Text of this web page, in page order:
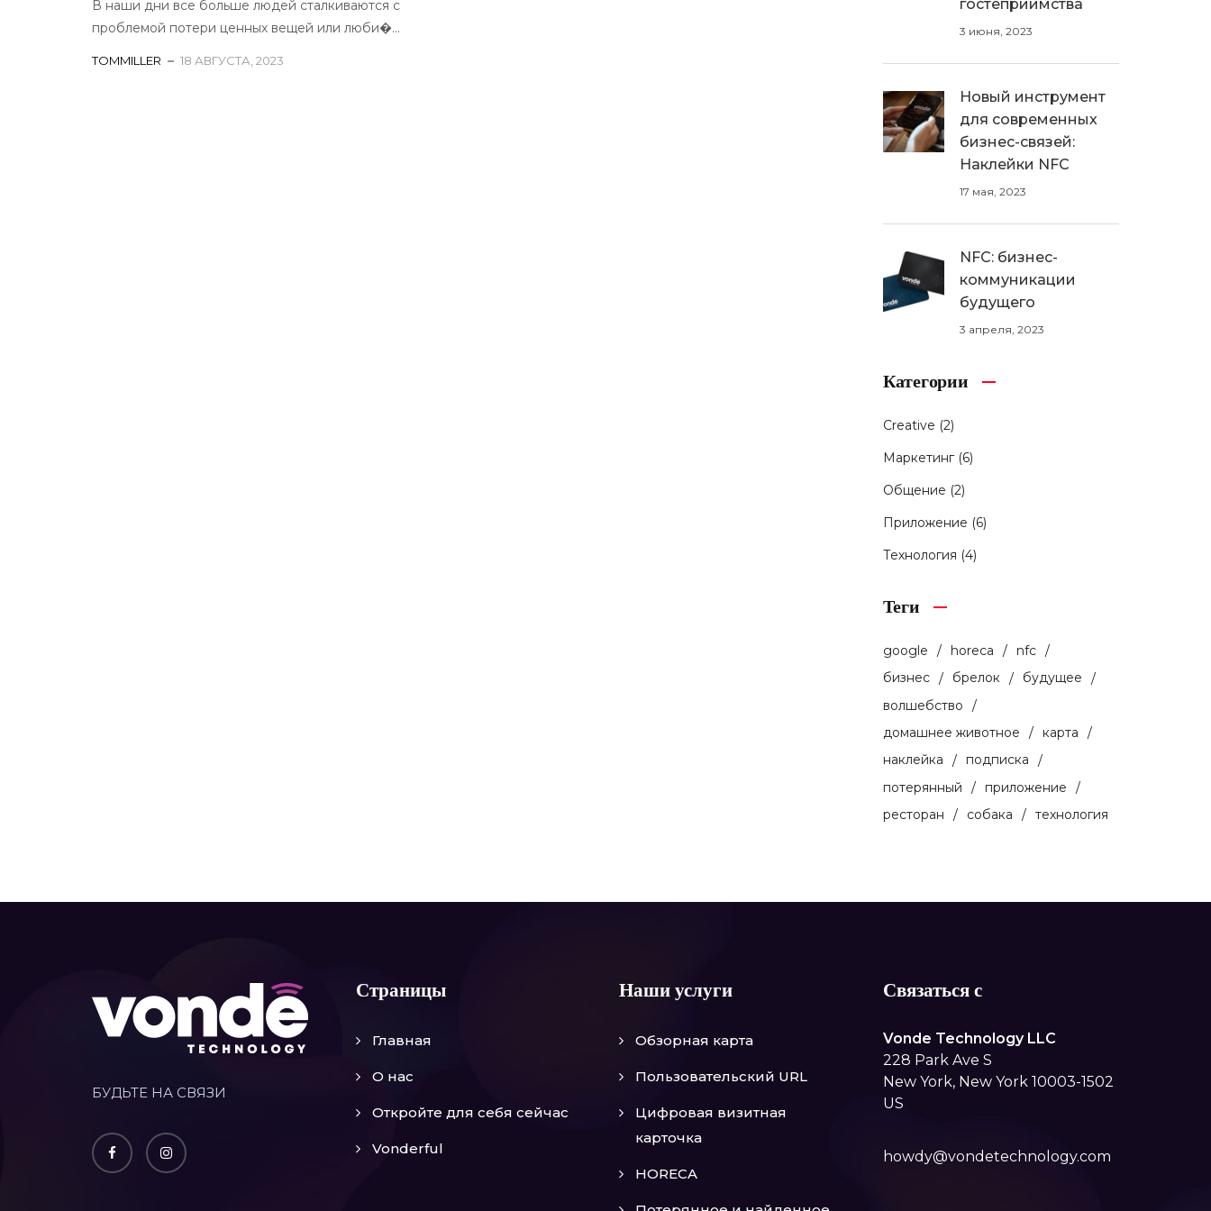
В наши дни все больше людей сталкиваются с
проблемой потери ценных вещей или люби�...
TOMMILLER 18 АВГУСТА, 2023
гостеприимства
3 июня, 2023
Новый инструмент
для современных
бизнес-связей:
Наклейки NFC
17 мая, 2023
NFC: бизнес-
коммуникации
будущего
3 апреля, 2023
Категории
Creative (2)
Маркетинг(6)
Общение (2)
Приложение (6)
Технология (4)
Теги
google horeca
nfc
бизнес
брелок
будущее
волшебство
домашнее животное
карта
наклейка
подписка
потерянный
приложение
ресторан
собака технология
БУДЬТЕ НА СВЯЗИ
Страницы
Главная
О нас
Откройте для себя сейчас
Vonderful
Наши услуги
Обзорная карта
Пользовательский URL
Цифровая визитная
карточка
HORECA
Связаться с
Vonde Technology LLC
228 Park Ave S
New York, New York 10003-1502
US
howdy@vondetechnology.com